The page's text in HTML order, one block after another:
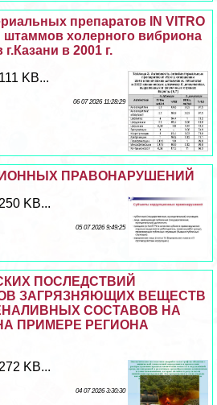
препаратов IN VITRO
штаммов холерного вибриона
в 2001 г.
KB...
06 07 2026 11:28:29
ПРАВОНАРУШЕНИЙ
KB...
05 07 2026 9:49:25
ПОСЛЕДСТВИЙ
ЗАГРЯЗНЯЮЩИХ ВЕЩЕСТВ
СОСТАВОВ НА
ПРИМЕРЕ РЕГИОНА
KB...
04 07 2026 3:30:30